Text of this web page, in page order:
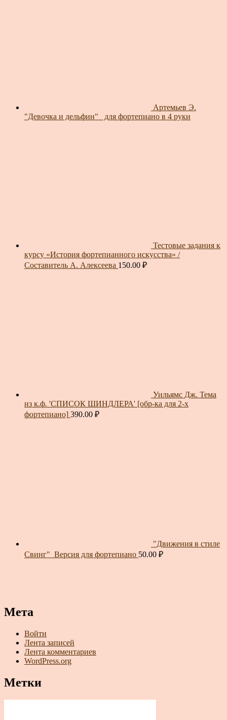
Артемьев Э.
"Девочка и дельфин"_ для фортепиано в 4 руки
Тестовые задания к
курсу «История фортепианного искусства» /
Составитель А. Алексеева 150.00 ₽
Уильямс Дж. Тема
из к.ф. 'СПИСОК ШИНДЛЕРА' [обр-ка для 2-х
фортепиано] 390.00 ₽
"Движения в стиле
Свинг"_Версия для фортепиано 50.00 ₽
Мета
Войти
Лента записей
Лента комментариев
WordPress.org
Метки